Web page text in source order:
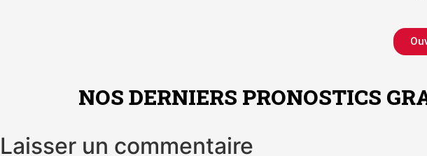
NOS DERNIERS PRONOSTICS
Laisser un commentaire